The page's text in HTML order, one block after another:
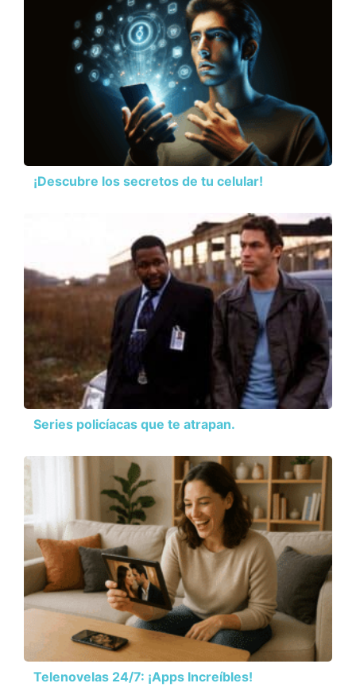
¡Descubre los secretos de tu celular!
Series policíacas que te atrapan.
Telenovelas 24/7: ¡Apps Increíbles!